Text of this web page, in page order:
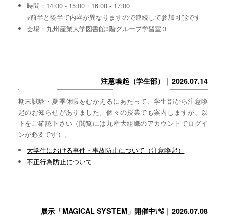
時間：14:00 - 15:00・16:00 - 17:00
※前半と後半で内容が異なりますので連続して参加可能です
会場：九州産業大学図書館3階グループ学習室３
注意喚起（学生部）｜2026.07.14
期末試験・夏季休暇をむかえるにあたって、学生部から注意喚
起のお知らせがありました。個々の授業でも案内しますが、以
下をご確認下さい（閲覧には九産大組織のアカウントでログイ
ンが必要です）。
大学生における事件・事故防止について（注意喚起）
不正行為防止について
展示「MAGICAL SYSTEM」開催中❕🫧｜2026.07.08